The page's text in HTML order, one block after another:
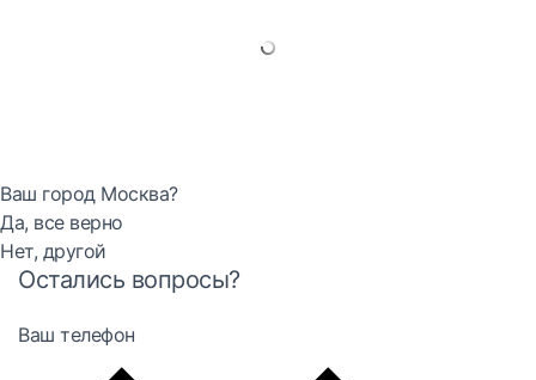
Ваш город Москва?
Да, все верно
Нет, другой
Остались вопросы?
Ваш телефон